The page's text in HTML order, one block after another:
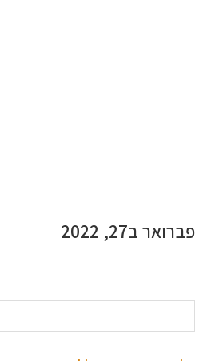
פברואר ב27, 2022